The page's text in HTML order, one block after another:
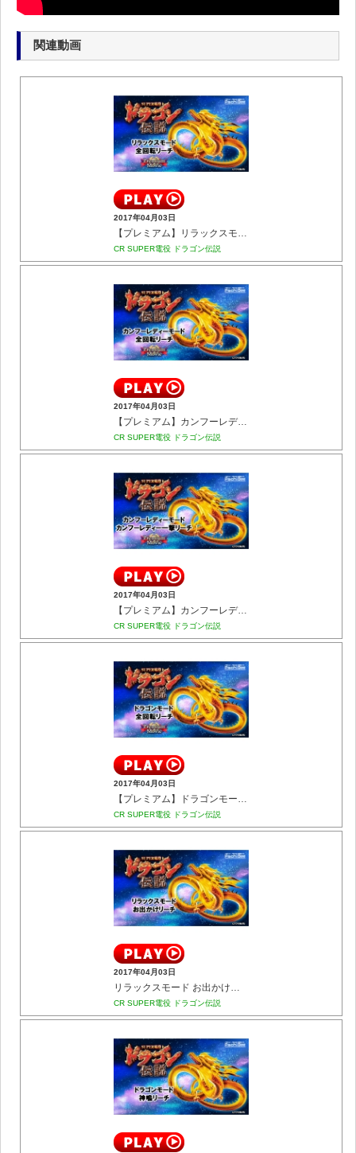
関連動画
2017年04月03日
【プレミアム】リラックスモード 全回転リーチ
CR SUPER電役 ドラゴン伝説
2017年04月03日
【プレミアム】カンフーレディーモード 全回転リーチ
CR SUPER電役 ドラゴン伝説
2017年04月03日
【プレミアム】カンフーレディーモード カンフーレディー一撃リーチ
CR SUPER電役 ドラゴン伝説
2017年04月03日
【プレミアム】ドラゴンモード 全回転リーチ
CR SUPER電役 ドラゴン伝説
2017年04月03日
リラックスモード お出かけリーチ
CR SUPER電役 ドラゴン伝説